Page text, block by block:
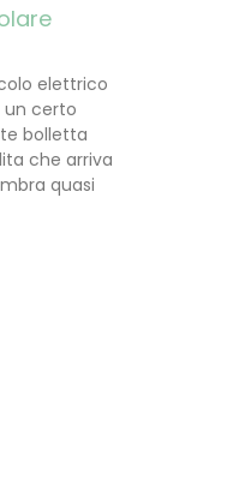
elettrico
certo
bolletta
che arriva
quasi